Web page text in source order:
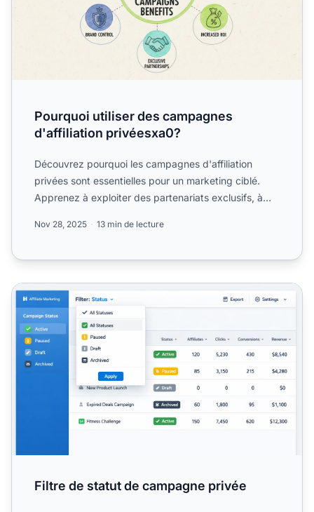
Pourquoi utiliser des campagnes
d'affiliation privéesxa0?
Découvrez pourquoi les campagnes d'affiliation
privées sont essentielles pour un marketing ciblé.
Apprenez à exploiter des partenariats exclusifs, à
Nov 28, 2025 13 min de lecture
Filtre de statut de campagne privée
Filtre de statut de campagne privée